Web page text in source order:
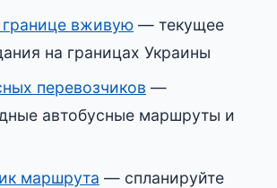
вживую — текущее
на границах Украины
перевозчиков —
автобусные маршруты и
маршрута — спланируйте